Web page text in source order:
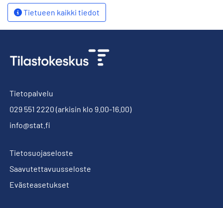
Tietueen kaikki tiedot
Tietopalvelu
029 551 2220 (arkisin klo 9.00-16.00)
info@stat.fi
Tietosuojaseloste
Saavutettavuusseloste
Evästeasetukset